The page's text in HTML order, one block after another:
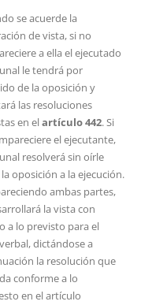
se acuerde la
de vista, si no
a ella el ejecutado
le tendrá por
de la oposición y
las resoluciones
en elartículo 442. Si
el ejecutante,
resolverá sin oírle
oposición a la ejecución.
ambas partes,
la vista con
a lo previsto para el
dictándose a
la resolución que
conforme a lo
en el artículo